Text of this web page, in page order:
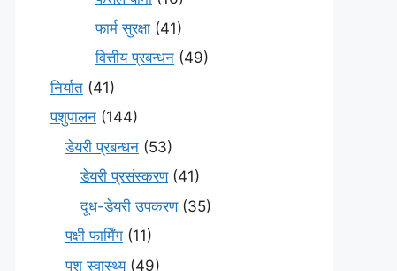
फार्म सुरक्षा (41)
वित्तीय प्रबन्धन (49)
निर्यात (41)
पशुपालन (144)
डेयरी प्रबन्धन (53)
डेयरी प्रसंस्करण(41)
दूध-डेयरी उपकरण(35)
पक्षी फार्मिंग (11)
पशु स्वास्थ्य(49)